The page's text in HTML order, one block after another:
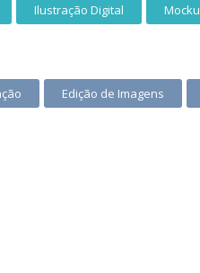
Ilustração Digital
Edição de Imagens